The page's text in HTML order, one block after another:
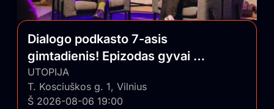
Dialogo podkasto 7-asis
gimtadienis! Epizodas gyvai su
auditorija
UTOPIJA
T. Kosciuškos g. 1, Vilnius
Š 2026-08-06 19:00